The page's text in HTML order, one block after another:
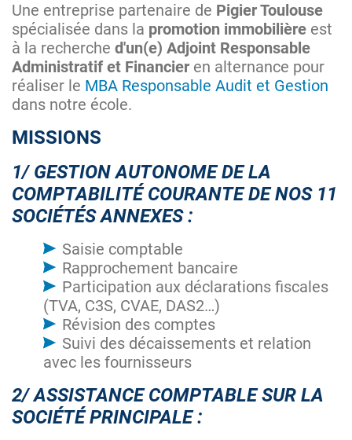
Une entreprise partenaire de Pigier Toulouse
spécialisée dans la promotion immobilière est
à la recherche d'un(e) Adjoint Responsable
Administratif et Financier en alternance pour
réaliser le MBA Responsable Audit et Gestion
dans notre école.
MISSIONS
1/ GESTION AUTONOME DE LA
COMPTABILITÉ COURANTE DE NOS 11
SOCIÉTÉS ANNEXES :
Saisie comptable
Rapprochement bancaire
Participation aux déclarations fiscales
(TVA, C3S, CVAE, DAS2…)
Révision des comptes
Suivi des décaissements et relation
avec les fournisseurs
2/ ASSISTANCE COMPTABLE SUR LA
SOCIÉTÉ PRINCIPALE :